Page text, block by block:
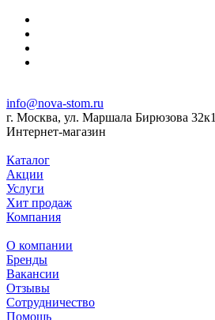
info@nova-stom.ru
г. Москва, ул. Маршала Бирюзова 32к1
Интернет-магазин
Каталог
Акции
Услуги
Хит продаж
Компания
О компании
Бренды
Вакансии
Отзывы
Сотрудничество
Помощь